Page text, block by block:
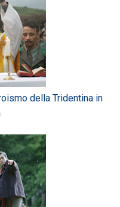
della Tridentina in